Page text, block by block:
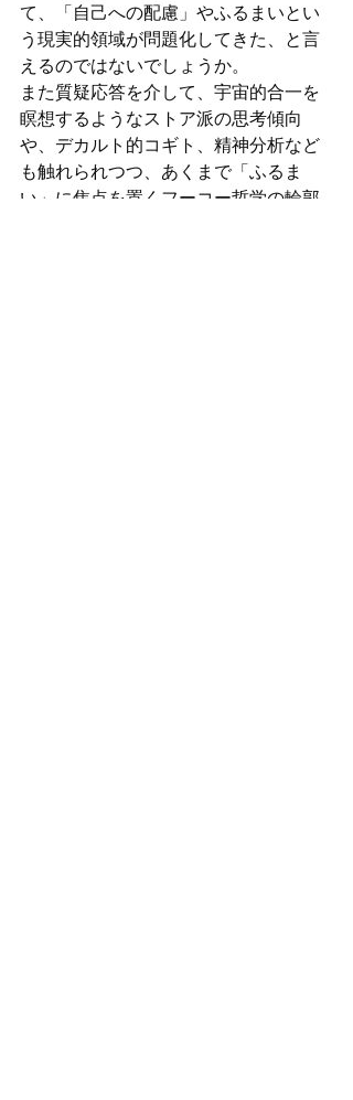
て、「自己への配慮」やふるまいとい
う現実的領域が問題化してきた、と言
えるのではないでしょうか。
また質疑応答を介して、宇宙的合一を
瞑想するようなストア派の思考傾向
や、デカルト的コギト、精神分析など
も触れられつつ、あくまで「ふるま
い」に焦点を置くフーコー哲学の輪郭